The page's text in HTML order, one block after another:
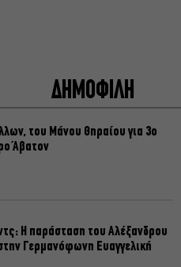
ΔΗΜΟΦΙΛΗ
του Μάνου Θηραίου για 3ο
Άβατον
Η παράσταση του Αλέξανδρου
Γερμανόφωνη Ευαγγελική